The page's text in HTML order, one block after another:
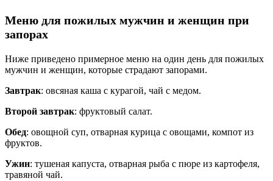
Меню для пожилых мужчин и женщин при
запорах
Ниже приведено примерное меню на один день для пожилых
мужчин и женщин, которые страдают запорами.
Завтрак: овсяная каша с курагой, чай с медом.
Второй завтрак: фруктовый салат.
Обед: овощной суп, отварная курица с овощами, компот из
фруктов.
Ужин: тушеная капуста, отварная рыба с пюре из картофеля,
травяной чай.